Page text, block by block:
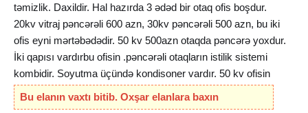
təmizlik. Daxildir. Hal hazırda 3 ədəd bir otaq ofis boşdur.
20kv vitraj pəncərəli 600 azn, 30kv pəncərəli 500 azn, bu iki
ofis eyni mərtəbədədir. 50 kv 500azn otaqda pəncərə yoxdur.
İki qapısı vardırbu ofisin .pəncərəli otaqların istilik sistemi
kombidir. Soyutma üçündə kondisoner vardır. 50 kv ofisin
isitmə və soyutma sistemi mərkəzidir. Hər mərtəbədə qadın
kişi sanitar qovşaq və mətbəx vardır.ofislər əşyasızdır.tam
Bu elanın vaxtı bitib. Oxşar elanlara baxın